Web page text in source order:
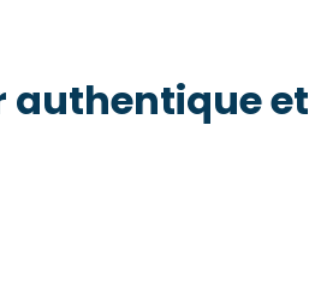
authentique et